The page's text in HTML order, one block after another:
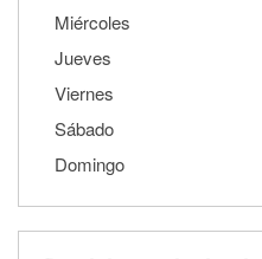
Miércoles
Jueves
Viernes
Sábado
Domingo